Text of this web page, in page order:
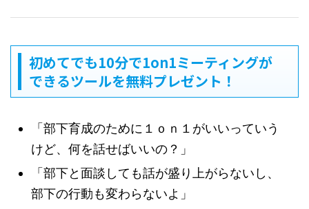
初めてでも10分で1on1ミーティングが
できるツールを無料プレゼント！
「部下育成のために１ｏｎ１がいいっていう
けど、何を話せばいいの？」
「部下と面談しても話が盛り上がらないし、
部下の行動も変わらないよ」